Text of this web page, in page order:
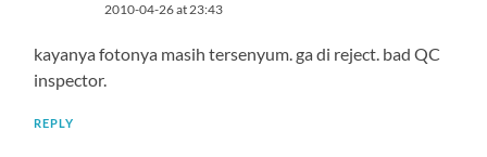
2010-04-26 at 23:43
kayanya fotonya masih tersenyum. ga di reject. bad QC
inspector.
REPLY